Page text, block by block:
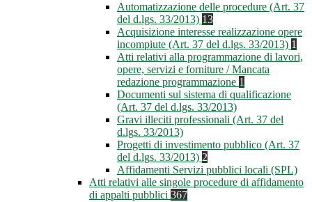
Automatizzazione delle procedure (Art. 37
del d.lgs. 33/2013) 13
Acquisizione interesse realizzazione opere
incompiute (Art. 37 del d.lgs. 33/2013) 1
Atti relativi alla programmazione di lavori,
opere, servizi e forniture / Mancata
redazione programmazione 1
Documenti sul sistema di qualificazione
(Art. 37 del d.lgs. 33/2013)
Gravi illeciti professionali (Art. 37 del
d.lgs. 33/2013)
Progetti di investimento pubblico (Art. 37
del d.lgs. 33/2013) 2
Affidamenti Servizi pubblici locali (SPL)
Atti relativi alle singole procedure di affidamento
di appalti pubblici 367